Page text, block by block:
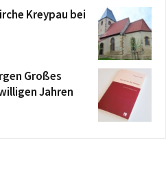
Kreypau bei
Großes
Jahren